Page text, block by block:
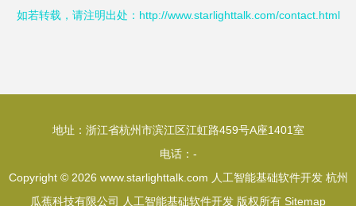
如若转载，请注明出处：http://www.starlighttalk.com/contact.html
地址：浙江省杭州市滨江区江虹路459号A座1401室
电话：-
Copyright © 2026 www.starlighttalk.com 人工智能基础软件开发 杭州
瓜蕉科技有限公司
人工智能基础软件开发 版权所有 Sitemap